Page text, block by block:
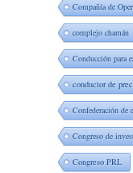
Compañía de
complejo chamán
Conducción para
conductor de
Confederación de
Congreso de
Congreso PRL